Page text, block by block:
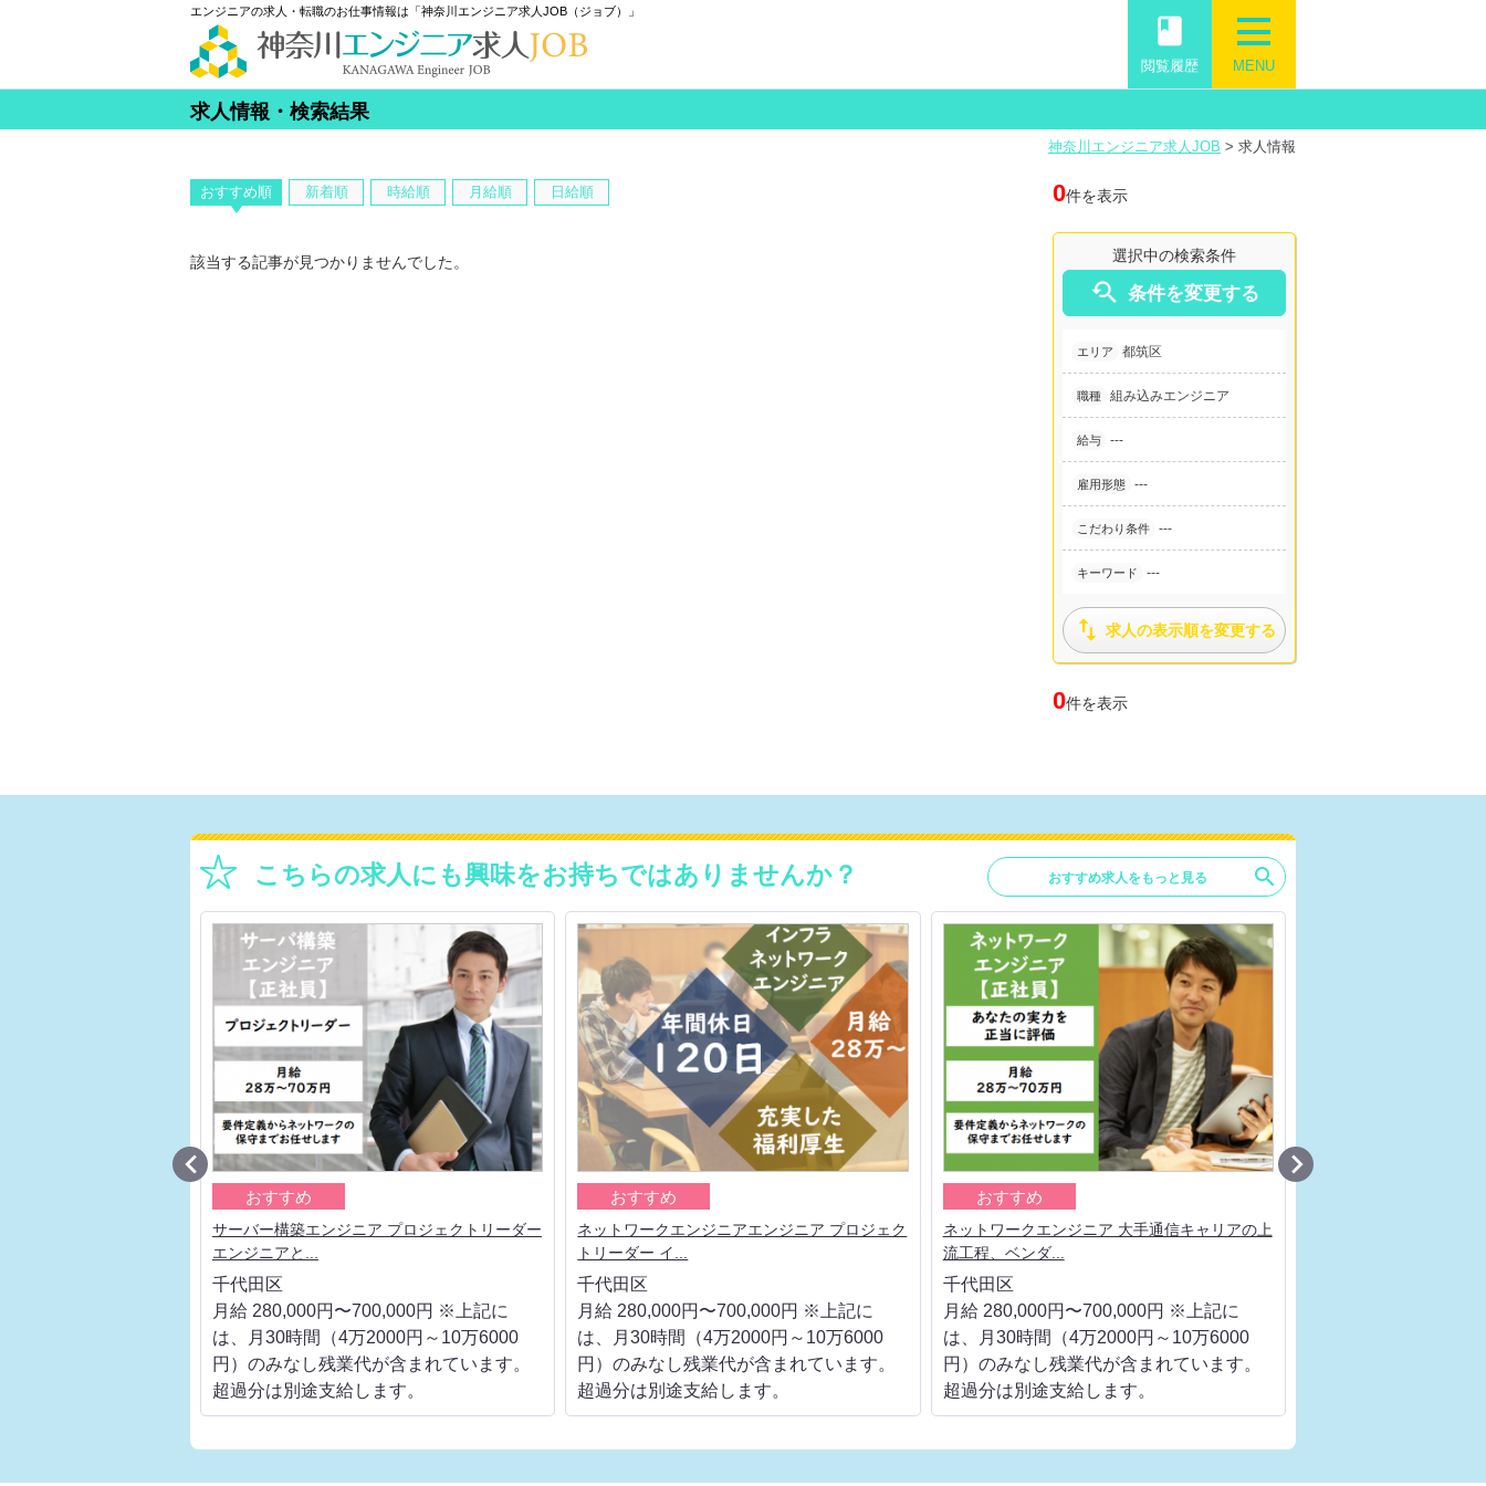
エンジニアの求人・転職のお仕事情報は「神奈川エンジニア求人JOB（ジョブ）」
MENU
book
閲覧履歴
求人情報・検索結果
神奈川エンジニア求人JOB > 求人情報
0件を表示
おすすめ順 新着順 時給順 月給順 日給順
選択中の検索条件
 条件を変更する
エリア 都筑区
職種 組み込みエンジニア
給与 ---
雇用形態 ---
こだわり条件 ---
キーワード ---
 求人の表示順を変更する
該当する記事が見つかりませんでした。
0件を表示
こちらの求人にも興味をお持ちではありませんか？ おすすめ求人をもっと見る search
おすすめ
サーバー構築エンジニア プロジェクトリーダー
エンジニアと...
千代田区
月給 280,000円〜700,000円 ※上記に
は、月30時間（4万2000円～10万6000
円）のみなし残業代が含まれています。
超過分は別途支給します。
おすすめ
ネットワークエンジニアエンジニア プロジェク
トリーダー イ...
千代田区
月給 280,000円〜700,000円 ※上記に
は、月30時間（4万2000円～10万6000
円）のみなし残業代が含まれています。
超過分は別途支給します。
おすすめ
ネットワークエンジニア 大手通信キャリアの上
流工程、ベンダ...
千代田区
月給 280,000円〜700,000円 ※上記に
は、月30時間（4万2000円～10万6000
円）のみなし残業代が含まれています。
超過分は別途支給します。

